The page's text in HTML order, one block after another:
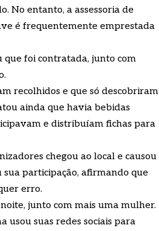
No entanto, a assessoria de
é frequentemente emprestada
que foi contratada, junto com
recolhidos e que só descobriram
ainda que havia bebidas
e distribuíam fichas para
chegou ao local e causou
participação, afirmando que
erro.
junto com mais uma mulher.
usou suas redes sociais para